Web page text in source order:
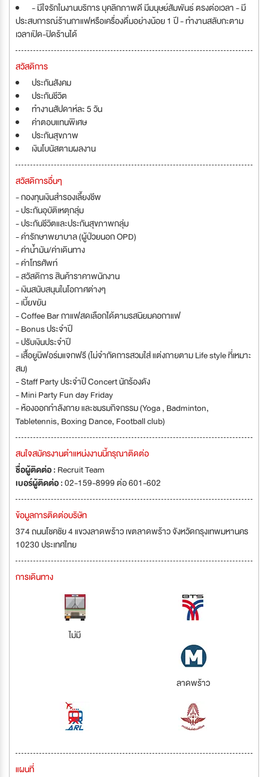
- มีใจรักในงานบริการ บุคลิกภาพดี มีมนุษย์สัมพันธ์ ตรงต่อเวลา - มี
ประสบการณ์ร้านกาแฟหรือเครื่องดื่มอย่างน้อย 1 ปี - ทำงานสลับกะตาม
เวลาเปิด-ปิดร้านได้
สวัสดิการ
ประกันสังคม
ประกันชีวิต
ทำงานสัปดาห์ละ 5 วัน
ค่าตอบแทนพิเศษ
ประกันสุขภาพ
เงินโบนัสตามผลงาน
สวัสดิการอื่นๆ
- กองทุนเงินสำรองเลี้ยงชีพ
- ประกันอุบัติเหตุกลุ่ม
- ประกันชีวิตและประกันสุขภาพกลุ่ม
- ค่ารักษาพยาบาล (ผู้ป่วยนอก OPD)
- ค่าน้ำมัน/ค่าเดินทาง
- ค่าโทรศัพท์
- สวัสดิการ สินค้าราคาพนักงาน
- เงินสนับสนุนในโอกาศต่างๆ
- เบี้ยขยัน
- Coffee Bar กาแฟสดเลือกได้ตามรสนิยมคอกาแฟ
- Bonus ประจำปี
- ปรับเงินประจำปี
- เสื้อยูนิฟอร์มแจกฟรี (ไม่จำกัดการสวมใส่ แต่งกายตาม Life style ที่เหมาะ
สม)
- Staff Party ประจำปี Concert นักร้องดัง
- Mini Party Fun day Friday
- ห้องออกกำลังกาย และชมรมกิจกรรม (Yoga , Badminton,
Tabletennis, Boxing Dance, Football club)
สนใจสมัครงานตำแหน่งงานนี้กรุณาติดต่อ
ชื่อผู้ติดต่อ : Recruit Team
เบอร์ผู้ติดต่อ :02-159-8999 ต่อ 601-602
ข้อมูลการติดต่อบริษัท
374 ถนนโชคชัย 4 แขวงลาดพร้าว เขตลาดพร้าว จังหวัดกรุงเทพมหานคร
10230 ประเทศไทย
การเดินทาง
ไม่มี
ลาดพร้าว
แผนที่